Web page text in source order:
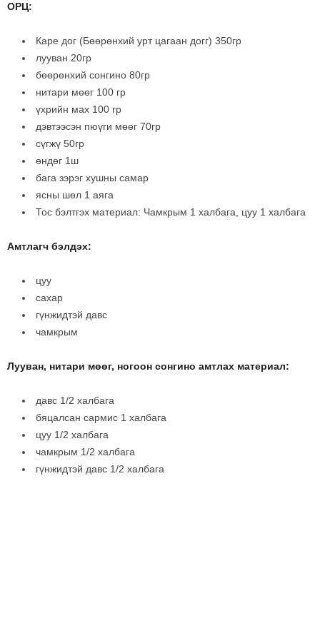
ОРЦ:
Каре дог (Бөөрөнхий урт цагаан догг) 350гр
лууван 20гр
бөөрөнхий сонгино 80гр
нитари мөөг 100 гр
үхрийн мах 100 гр
дэвтээсэн пюүги мөөг 70гр
сүгжү 50гр
өндөг 1ш
бага зэрэг хушны самар
ясны шөл 1 аяга
Тос бэлтгэх материал: Чамкрым 1 халбага, цуу 1 халбага
Амтлагч бэлдэх:
цуу
сахар
гүнжидтэй давс
чамкрым
Лууван, нитари мөөг, ногоон сонгино амтлах материал:
давс 1/2 халбага
бяцалсан сармис 1 халбага
цуу 1/2 халбага
чамкрым 1/2 халбага
гүнжидтэй давс 1/2 халбага